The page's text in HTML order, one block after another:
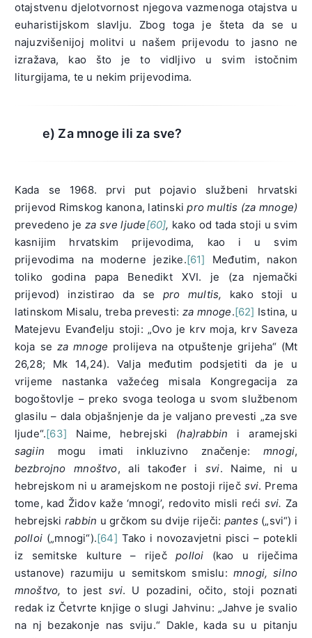
otajstvenu djelotvornost njegova vazmenoga otajstva u
euharistijskom slavlju. Zbog toga je šteta da se u
najuzvišenijoj molitvi u našem prijevodu to jasno ne
izražava, kao što je to vidljivo u svim istočnim
liturgijama, te u nekim prijevodima.
e) Za mnoge ili za sve?
Kada se 1968. prvi put pojavio službeni hrvatski
prijevod Rimskog kanona, latinskipro multis (za mnoge)
prevedeno jeza sve ljude[60], kako od tada stoji u svim
kasnijim hrvatskim prijevodima, kao i u svim
prijevodima na moderne jezike.[61] Međutim, nakon
toliko godina papa Benedikt XVI. je (za njemački
prijevod) inzistirao da se pro multis, kako stoji u
latinskom Misalu, treba prevesti: za mnoge.[62] Istina, u
Matejevu Evanđelju stoji: „Ovo je krv moja, krv Saveza
koja se za mnoge prolijeva na otpuštenje grijeha“ (Mt
26,28; Mk 14,24). Valja međutim podsjetiti da je u
vrijeme nastanka važećeg misala Kongregacija za
bogoštovlje – preko svoga teologa u svom službenom
glasilu – dala objašnjenje da je valjano prevesti „za sve
ljude“.[63] Naime, hebrejski (ha)rabbin i aramejski
sagiin mogu imati inkluzivno značenje: mnogi,
bezbrojno mnoštvo, ali također isvi. Naime, ni u
hebrejskom ni u aramejskom ne postoji riječ svi. Prema
tome, kad Židov kaže ‘mnogi’, redovito misli reći svi. Za
hebrejskirabbin u grčkom su dvije riječi: pantes(„svi“) i
polloi („mnogi“).[64] Tako i novozavjetni pisci – potekli
iz semitske kulture – riječpolloi (kao u riječima
ustanove) razumiju u semitskom smislu: mnogi, silno
mnoštvo,to jest svi. U pozadini, očito, stoji poznati
redak iz Četvrte knjige o slugi Jahvinu: „Jahve je svalio
na nj bezakonje nas sviju.“ Dakle, kada su u pitanju